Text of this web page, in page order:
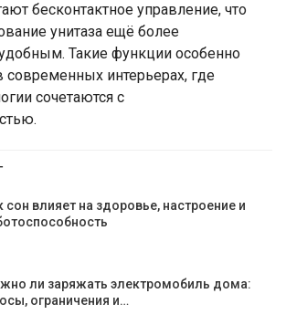
бесконтактное управление, что
унитаза ещё более
Такие функции особенно
современных интерьерах, где
сочетаются с
сон влияет на здоровье, настроение и
ли заряжать электромобиль дома:
ограничения и…